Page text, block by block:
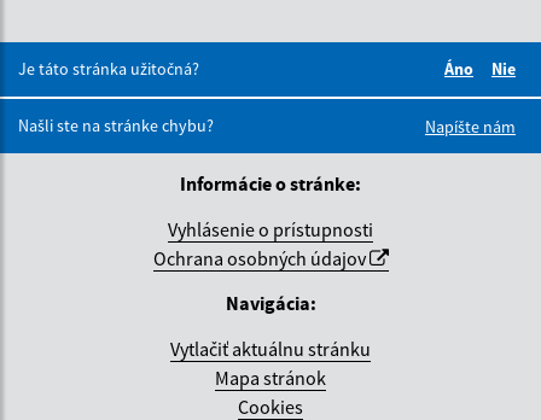
Je táto stránka užitočná?
Áno
Nie
Našli ste na stránke chybu?
Napíšte nám
Informácie o stránke:
Vyhlásenie o prístupnosti
Ochrana osobných údajov
Navigácia:
Vytlačiť aktuálnu stránku
Mapa stránok
Cookies